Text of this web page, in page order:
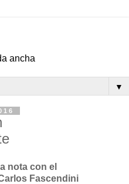
ancha
▼
nota con el
Fascendini